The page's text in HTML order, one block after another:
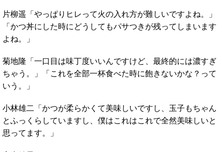
片柳遥「やっぱりヒレって火の入れ方が難しいですよね。」
「かつ丼にした時にどうしてもパサつきが残ってしまいます
よね。」
菊地隆「一口目は味丁度いいんですけど、最終的には濃すぎ
ちゃう。」「これを全部一杯食べた時に飽きないかな？って
いう。」
小林雄二「かつが柔らかくて美味しいですし、玉子もちゃん
とふっくらしていますし、僕はこれはこれで全然美味しいと
思ってます。」